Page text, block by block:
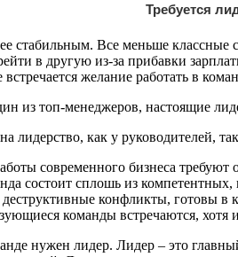
Требуется
стабильным. Все меньше классные
в другую из-за прибавки
встречается желание работать в
из топ-менеджеров, настоящие
лидерство, как у руководителей,
современного бизнеса
состоит сплошь из компетентных,
деструктивные конфликты, готовы в
команды встречаются, хотя
нужен лидер. Лидер – это